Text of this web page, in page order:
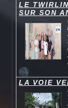
LE
SUR SON
LA VOIE